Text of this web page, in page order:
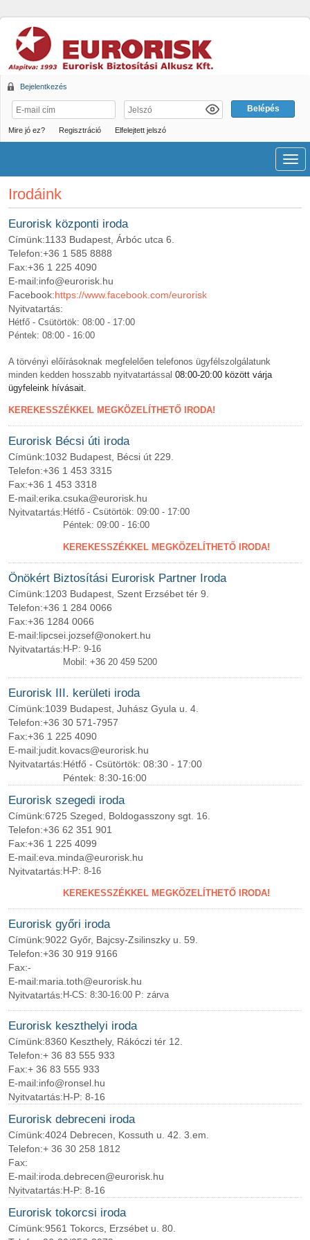
Bejelentkezés
Mire jó ez? Regisztráció Elfelejtett jelszó
Irodáink
Eurorisk központi iroda
Címünk:1133 Budapest, Árbóc utca 6.
Telefon:+36 1 585 8888
Fax:+36 1 225 4090
E-mail:info@eurorisk.hu
Facebook:https://www.facebook.com/eurorisk
Nyitvatartás:
Hétfő - Csütörtök: 08:00 - 17:00
Péntek: 08:00 - 16:00
A törvényi előírásoknak megfelelően telefonos ügyfélszolgálatunk
minden kedden hosszabb nyitvatartással 08:00-20:00 között várja
ügyfeleink hívásait.
KEREKESSZÉKKEL MEGKÖZELÍTHETŐ IRODA!
Eurorisk Bécsi úti iroda
Címünk:1032 Budapest, Bécsi út 229.
Telefon:+36 1 453 3315
Fax:+36 1 453 3318
E-mail:erika.csuka@eurorisk.hu
Nyitvatartás: Hétfő - Csütörtök: 09:00 - 17:00
Péntek: 09:00 - 16:00
KEREKESSZÉKKEL MEGKÖZELÍTHETŐ IRODA!
Önökért Biztosítási Eurorisk Partner Iroda
Címünk:1203 Budapest, Szent Erzsébet tér 9.
Telefon:+36 1 284 0066
Fax:+36 1284 0066
E-mail:lipcsei.jozsef@onokert.hu
Nyitvatartás: H-P: 9-16
Mobil: +36 20 459 5200
Eurorisk III. kerületi iroda
Címünk:1039 Budapest, Juhász Gyula u. 4.
Telefon:+36 30 571-7957
Fax:+36 1 225 4090
E-mail:judit.kovacs@eurorisk.hu
Nyitvatartás:Hétfő - Csütörtök: 08:30 - 17:00
Péntek: 8:30-16:00
Eurorisk szegedi iroda
Címünk:6725 Szeged, Boldogasszony sgt. 16.
Telefon:+36 62 351 901
Fax:+36 1 225 4099
E-mail:eva.minda@eurorisk.hu
Nyitvatartás: H-P: 8-16
KEREKESSZÉKKEL MEGKÖZELÍTHETŐ IRODA!
Eurorisk győri iroda
Címünk:9022 Győr, Bajcsy-Zsilinszky u. 59.
Telefon:+36 30 919 9166
Fax:-
E-mail:maria.toth@eurorisk.hu
Nyitvatartás: H-CS: 8:30-16:00 P: zárva
Eurorisk keszthelyi iroda
Címünk:8360 Keszthely, Rákóczi tér 12.
Telefon:+ 36 83 555 933
Fax:+ 36 83 555 933
E-mail:info@ronsel.hu
Nyitvatartás:H-P: 8-16
Eurorisk debreceni iroda
Címünk:4024 Debrecen, Kossuth u. 42. 3.em.
Telefon:+ 36 30 258 1812
Fax:
E-mail:iroda.debrecen@eurorisk.hu
Nyitvatartás:H-P: 8-16
Eurorisk tokorcsi iroda
Címünk:9561 Tokorcs, Erzsébet u. 80.